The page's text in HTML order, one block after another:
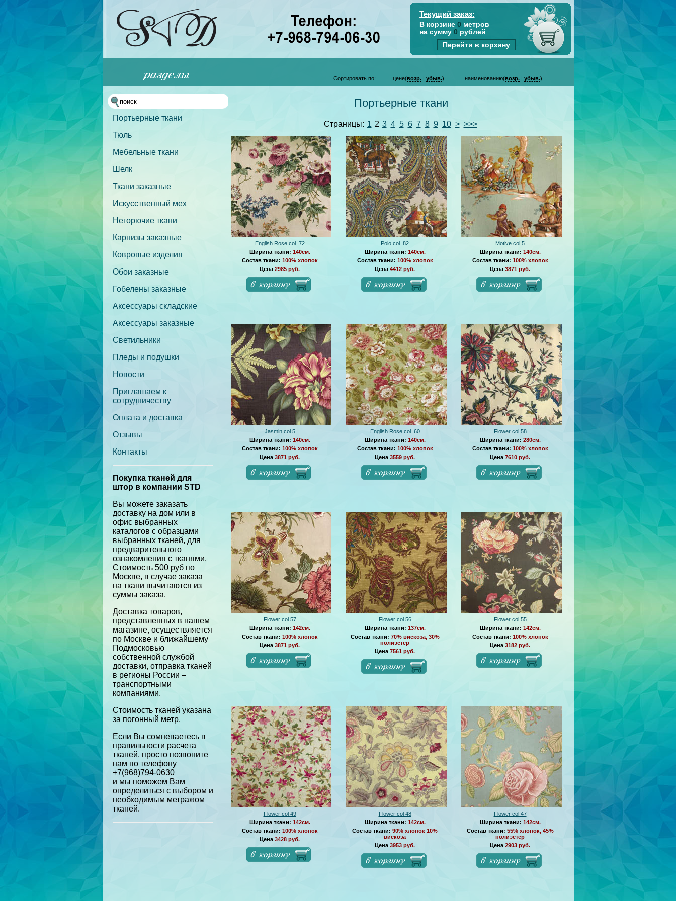
Текущий заказ:
В корзине 0 метров
на сумму 0 рублей
Перейти в корзину
Портьерные ткани
Тюль
Мебельные ткани
Шелк
Ткани заказные
Искусственный мех
Негорючие ткани
Карнизы заказные
Ковровые изделия
Обои заказные
Гобелены заказные
Аксессуары складские
Аксессуары заказные
Светильники
Пледы и подушки
Новости
Приглашаем к
сотрудничеству
Оплата и доставка
Отзывы
Контакты
Покупка тканей для
штор в компании STD
Вы можете заказать
доставку на дом или в
офис выбранных
каталогов с образцами
выбранных тканей, для
предварительного
ознакомления с тканями.
Стоимость 500 руб по
Москве, в случае заказа
на ткани вычитаются из
суммы заказа.
Доставка товаров,
представленных в нашем
магазине, осуществляется
по Москве и ближайшему
Подмосковью
собственной службой
доставки, отправка тканей
в регионы России –
транспортными
компаниями.
Стоимость тканей указана
за погонный метр.
Если Вы сомневаетесь в
правильности расчета
тканей, просто позвоните
нам по телефону
+7(968)794-0630
и мы поможем Вам
определиться с выбором и
необходимым метражом
тканей.
Сортировать по: цене(возр.| убыв.) наименованию(возр.| убыв.)
Портьерные ткани
Страницы: 1 2 3 4 5 6 7 8 9 10 > >>>
English Rose col. 72
Ширина ткани: 140см.
Состав ткани: 100% хлопок
Цена 2985 руб.
Polo col. 82
Ширина ткани: 140см.
Состав ткани: 100% хлопок
Цена 4412 руб.
Motive col 5
Ширина ткани: 140см.
Состав ткани: 100% хлопок
Цена 3871 руб.
Jasmin col 5
Ширина ткани: 140см.
Состав ткани: 100% хлопок
Цена 3871 руб.
English Rose col. 60
Ширина ткани: 140см.
Состав ткани: 100% хлопок
Цена 3559 руб.
Flower col 58
Ширина ткани: 280см.
Состав ткани: 100% хлопок
Цена 7610 руб.
Flower col 57
Ширина ткани: 142см.
Состав ткани: 100% хлопок
Цена 3871 руб.
Flower col 56
Ширина ткани: 137см.
Состав ткани: 70% вискоза, 30%
полиэстер
Цена 7561 руб.
Flower col 55
Ширина ткани: 142см.
Состав ткани: 100% хлопок
Цена 3182 руб.
Flower col 49
Ширина ткани: 142см.
Состав ткани: 100% хлопок
Цена 3428 руб.
Flower col 48
Ширина ткани: 142см.
Состав ткани: 90% хлопок 10%
вискоза
Цена 3953 руб.
Flower col 47
Ширина ткани: 142см.
Состав ткани: 55% хлопок, 45%
полиэстер
Цена 2903 руб.